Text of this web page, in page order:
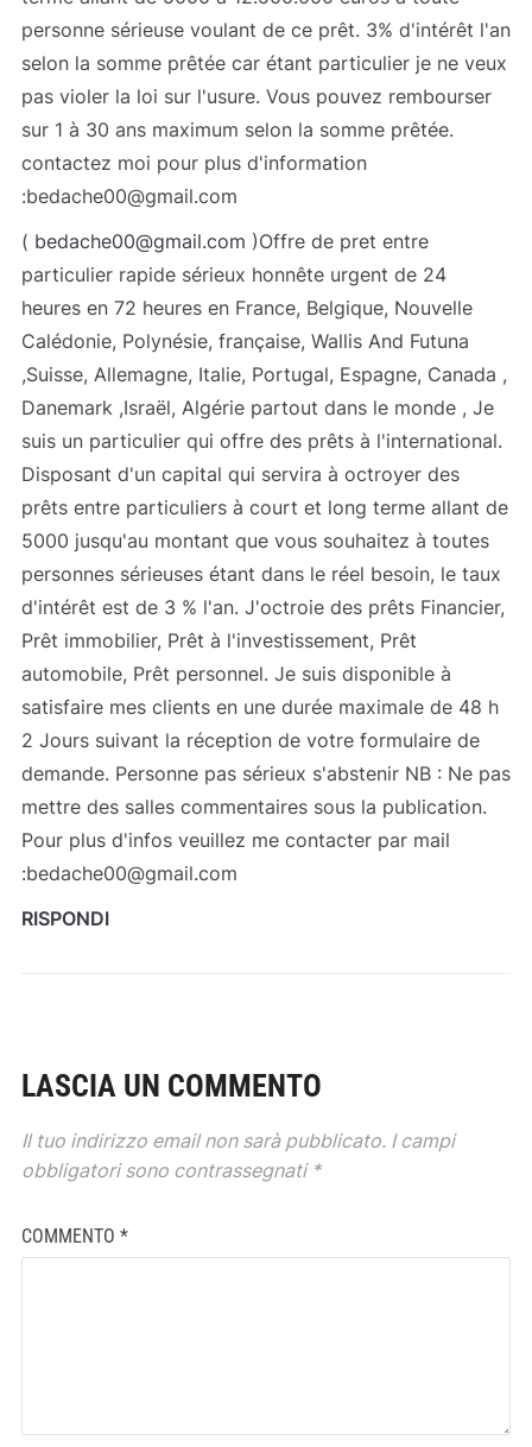
personne sérieuse voulant de ce prêt. 3% d'intérêt l'an
selon la somme prêtée car étant particulier je ne veux
pas violer la loi sur l'usure. Vous pouvez rembourser
sur 1 à 30 ans maximum selon la somme prêtée.
contactez moi pour plus d'information
:bedache00@gmail.com
( bedache00@gmail.com )Offre de pret entre
particulier rapide sérieux honnête urgent de 24
heures en 72 heures en France, Belgique, Nouvelle
Calédonie, Polynésie, française, Wallis And Futuna
,Suisse, Allemagne, Italie, Portugal, Espagne, Canada ,
Danemark ,Israël, Algérie partout dans le monde , Je
suis un particulier qui offre des prêts à l'international.
Disposant d'un capital qui servira à octroyer des
prêts entre particuliers à court et long terme allant de
5000 jusqu'au montant que vous souhaitez à toutes
personnes sérieuses étant dans le réel besoin, le taux
d'intérêt est de 3 % l'an. J'octroie des prêts Financier,
Prêt immobilier, Prêt à l'investissement, Prêt
automobile, Prêt personnel. Je suis disponible à
satisfaire mes clients en une durée maximale de 48 h
2 Jours suivant la réception de votre formulaire de
demande. Personne pas sérieux s'abstenir NB : Ne pas
mettre des salles commentaires sous la publication.
Pour plus d'infos veuillez me contacter par mail
:bedache00@gmail.com
RISPONDI
LASCIA UN COMMENTO
Il tuo indirizzo email non sarà pubblicato. I campi
obbligatori sono contrassegnati *
COMMENTO *